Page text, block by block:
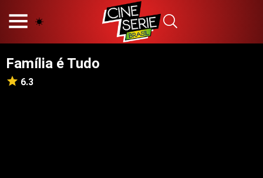
PRINCÍPIOS EDITORIAIS
POLÍTICA DE PRIVACIDADE
Família é Tudo
6.3